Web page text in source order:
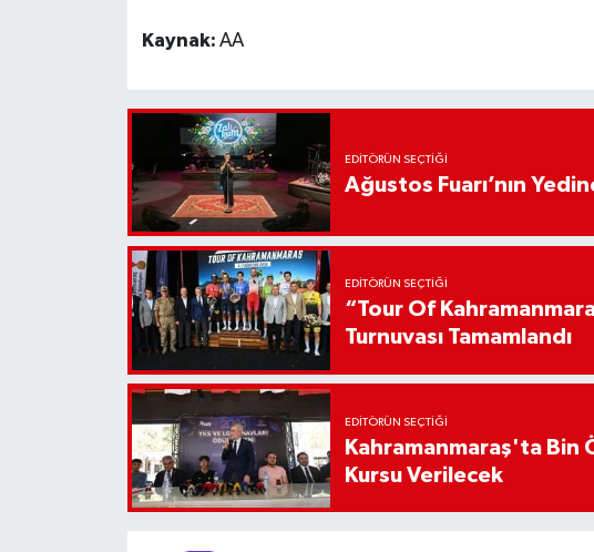
Kaynak: AA
EDITÖRÜN SEÇTIĞI
Ağustos Fuarı’nın
EDITÖRÜN SEÇTIĞI
“Tour Of
Turnuvası Tamamlandı
EDITÖRÜN SEÇTIĞI
Kahramanmaraş'ta Bin
Kursu Verilecek